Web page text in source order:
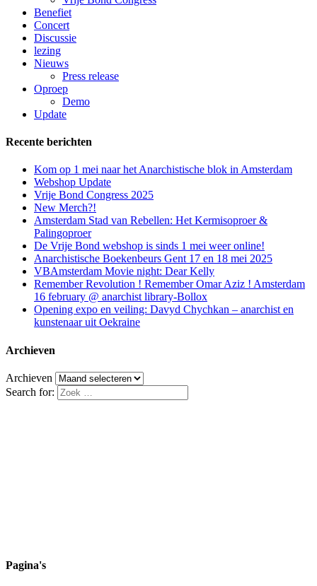
Benefiet
Concert
Discussie
lezing
Nieuws
Press release
Oproep
Demo
Update
Recente berichten
Kom op 1 mei naar het Anarchistische blok in Amsterdam
Webshop Update
Vrije Bond Congress 2025
New Merch?!
Amsterdam Stad van Rebellen: Het Kermisoproer &
Palingoproer
De Vrije Bond webshop is sinds 1 mei weer online!
Anarchistische Boekenbeurs Gent 17 en 18 mei 2025
VBAmsterdam Movie night: Dear Kelly
Remember Revolution ! Remember Omar Aziz ! Amsterdam
16 february @ anarchist library-Bollox
Opening expo en veiling: Davyd Chychkan – anarchist en
kunstenaar uit Oekraine
Archieven
Archieven
Search for:
Pagina's